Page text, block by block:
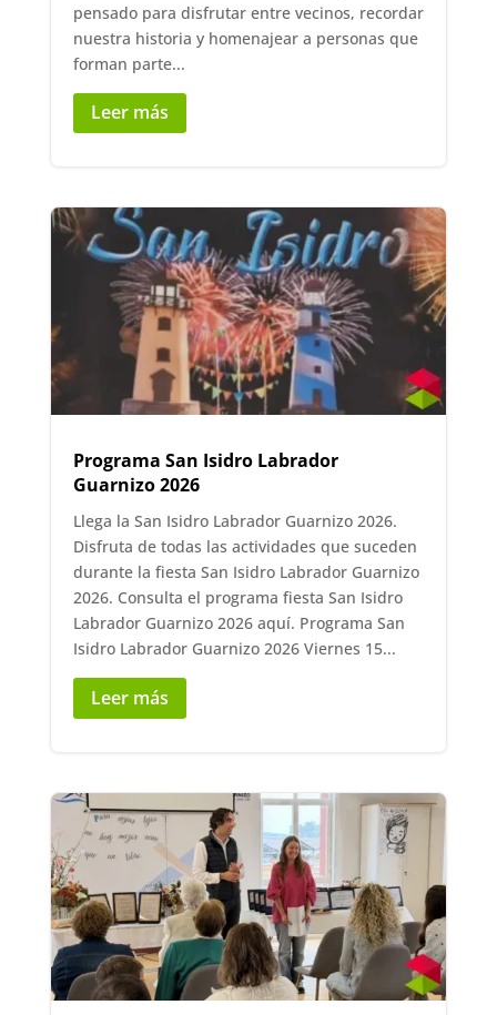
pensado para disfrutar entre vecinos, recordar
nuestra historia y homenajear a personas que
forman parte...
Leer más
Programa San Isidro Labrador
Guarnizo 2026
Llega la San Isidro Labrador Guarnizo 2026.
Disfruta de todas las actividades que suceden
durante la fiesta San Isidro Labrador Guarnizo
2026. Consulta el programa fiesta San Isidro
Labrador Guarnizo 2026 aquí. Programa San
Isidro Labrador Guarnizo 2026 Viernes 15...
Leer más